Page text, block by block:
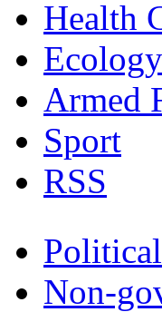
Health
Ecology
Armed
Sport
RSS
Non-